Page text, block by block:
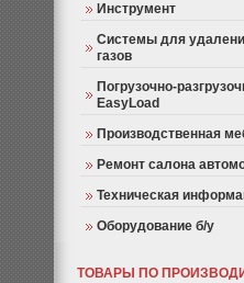
Инструмент
Системы для
газов
Погрузочно-
EasyLoad
Производственная
Ремонт салона
Техническая
Оборудование б/у
ТОВАРЫ ПО